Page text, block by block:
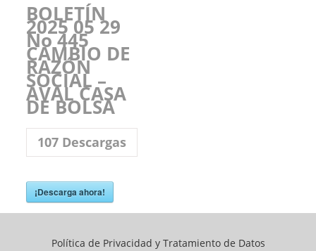
BOLETÍN
2025 05 29
No 445
CAMBIO DE
RAZÓN
SOCIAL –
AVAL CASA
DE BOLSA
107Descargas
¡Descarga ahora!
Política de Privacidad y Tratamiento de Datos